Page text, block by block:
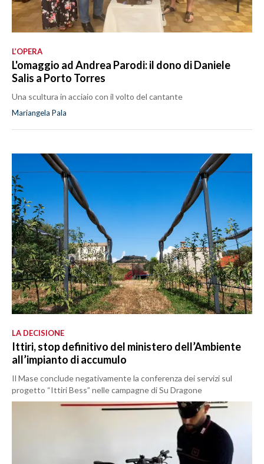
L’OPERA
L'omaggio ad Andrea Parodi: il dono di Daniele
Salis a Porto Torres
Una scultura in acciaio con il volto del cantante
Mariangela Pala
LA DECISIONE
Ittiri, stop definitivo del ministero dell’Ambiente
all’impianto di accumulo
Il Mase conclude negativamente la conferenza dei servizi sul
progetto “Ittiri Bess” nelle campagne di Su Dragone